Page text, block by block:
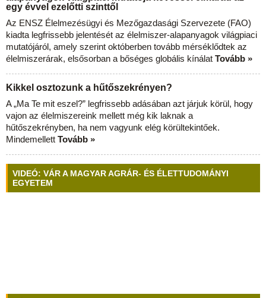
egy évvel ezelőtti szinttől
Az ENSZ Élelmezésügyi és Mezőgazdasági Szervezete (FAO)
kiadta legfrissebb jelentését az élelmiszer-alapanyagok világpiaci
mutatójáról, amely szerint októberben tovább mérséklődtek az
élelmiszerárak, elsősorban a bőséges globális kínálat Tovább »
Kikkel osztozunk a hűtőszekrényen?
A „Ma Te mit eszel?” legfrissebb adásában azt járjuk körül, hogy
vajon az élelmiszereink mellett még kik laknak a
hűtőszekrényben, ha nem vagyunk elég körültekintőek.
Mindemellett Tovább »
VIDEÓ: VÁR A MAGYAR AGRÁR- ÉS ÉLETTUDOMÁNYI
EGYETEM